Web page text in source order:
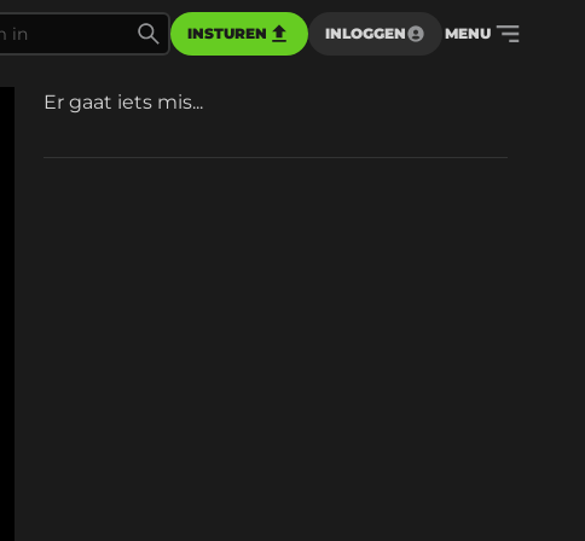
INSTUREN INLOGGEN MENU
Er gaat iets mis...